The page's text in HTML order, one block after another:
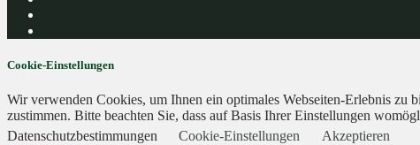
Cookie-Einstellungen
Wir verwenden Cookies, um Ihnen ein optimales Webseiten-Erlebnis zu
zustimmen. Bitte beachten Sie, dass auf Basis Ihrer Einstellungen
Datenschutzbestimmungen
Cookie-Einstellungen Akzeptieren